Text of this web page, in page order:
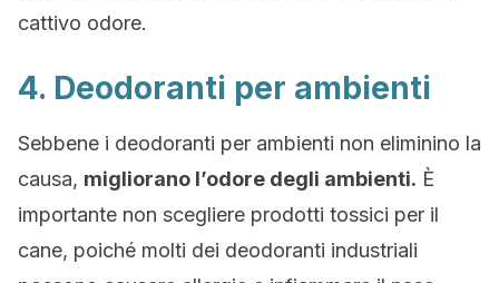
cattivo odore.
4. Deodoranti per ambienti
Sebbene i deodoranti per ambienti non eliminino la
causa, migliorano l’odore degli ambienti. È
importante non scegliere prodotti tossici per il
cane, poiché molti dei deodoranti industriali